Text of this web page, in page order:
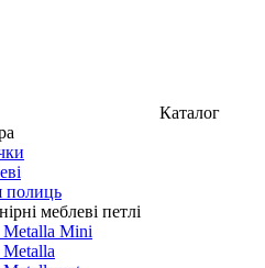
Каталог
полиць
меблеві петлі
Metalla Mini
Metalla